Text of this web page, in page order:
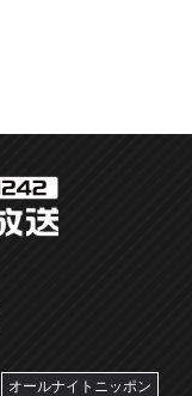
オールナイトニッポン